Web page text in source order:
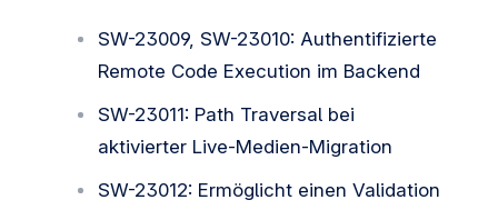
SW-23009, SW-23010: Authentifizierte
Remote Code Execution im Backend
SW-23011: Path Traversal bei
aktivierter Live-Medien-Migration
SW-23012: Ermöglicht einen Validation